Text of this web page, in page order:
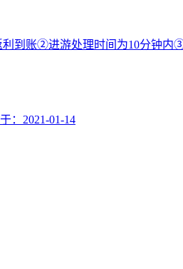
到账②进游处理时间为10分钟内
： 2021-01-14